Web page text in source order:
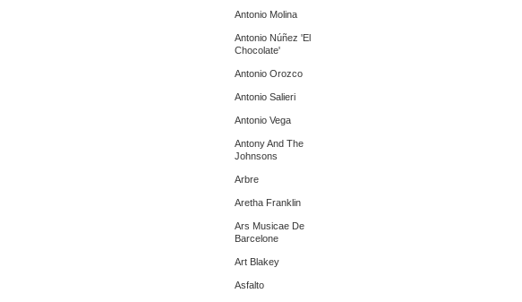
Antonio Molina
Antonio Núñez 'El
Chocolate'
Antonio Orozco
Antonio Salieri
Antonio Vega
Antony And The
Johnsons
Arbre
Aretha Franklin
Ars Musicae De
Barcelone
Art Blakey
Asfalto